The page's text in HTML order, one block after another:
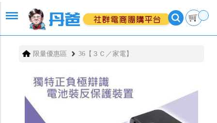
限量優惠區 36【３Ｃ／家電】